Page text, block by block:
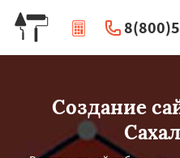
|
Создание